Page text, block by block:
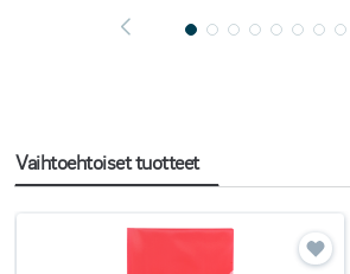
Vaihtoehtoiset tuotteet